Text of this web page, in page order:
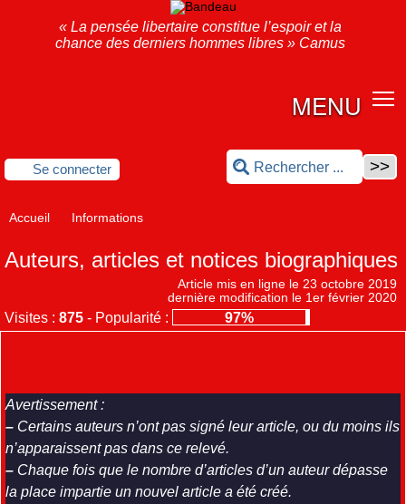
« La pensée libertaire constitue l’espoir et la
chance des derniers hommes libres » Camus
MENU
Se connecter
Accueil Informations
Auteurs, articles et notices biographiques
Article mis en ligne le 23 octobre 2019
dernière modification le 1er février 2020
Visites : 875 - Popularité : 97%
Avertissement :
– Certains auteurs n’ont pas signé leur article, ou du moins ils
n’apparaissent pas dans ce relevé.
– Chaque fois que le nombre d’articles d’un auteur dépasse
la place impartie un nouvel article a été créé.